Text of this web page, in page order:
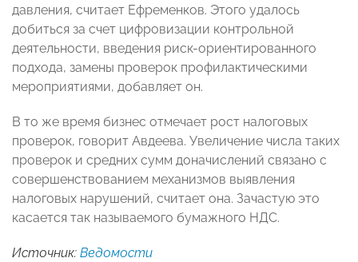
давления, считает Ефременков. Этого удалось
добиться за счет цифровизации контрольной
деятельности, введения риск-ориентированного
подхода, замены проверок профилактическими
мероприятиями, добавляет он.
В то же время бизнес отмечает рост налоговых
проверок, говорит Авдеева. Увеличение числа таких
проверок и средних сумм доначислений связано с
совершенствованием механизмов выявления
налоговых нарушений, считает она. Зачастую это
касается так называемого бумажного НДС.
Источник: Ведомости